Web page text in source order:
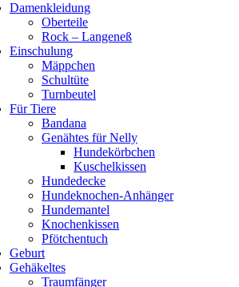
Damenkleidung
Oberteile
Rock – Langeneß
Einschulung
Mäppchen
Schultüte
Turnbeutel
Für Tiere
Bandana
Genähtes für Nelly
Hundekörbchen
Kuschelkissen
Hundedecke
Hundeknochen-Anhänger
Hundemantel
Knochenkissen
Pfötchentuch
Geburt
Gehäkeltes
Traumfänger